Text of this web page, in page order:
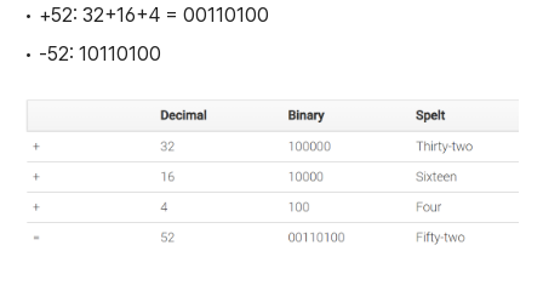
• +52: 32+16+4 = 00110100
• -52: 10110100